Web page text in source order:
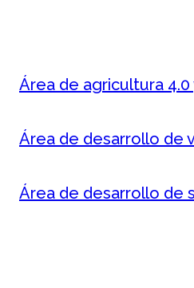
Área de agricultura 4.0
Área de desarrollo de
Área de desarrollo de